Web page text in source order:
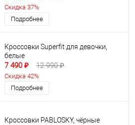
Скидка 37%
Подробнее
Кроссовки Superfit для девочки,
белые
7 490 ₽ 12 990 ₽
Скидка 42%
Подробнее
Кроссовки PABLOSKY, чёрные